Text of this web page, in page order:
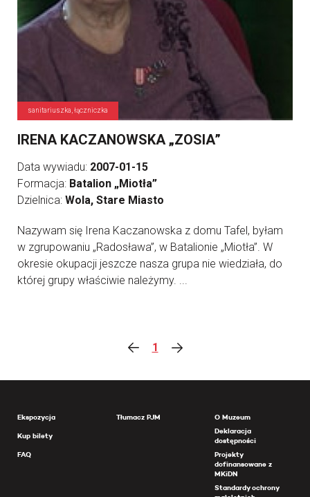
sanitariuszka, łączniczka
IRENA KACZANOWSKA „ZOSIA”
Data wywiadu: 2007-01-15
Formacja: Batalion „Miotła”
Dzielnica: Wola, Stare Miasto
Nazywam się Irena Kaczanowska z domu Tafel, byłam
w zgrupowaniu „Radosława”, w Batalionie „Miotła”. W
okresie okupacji jeszcze nasza grupa nie wiedziała, do
której grupy właściwie należymy. ...
1
Ekspozycja
Kup bilety
FAQ
Tłumacz PJM
O Muzeum
Deklaracja
dostępności
Projekty
dofinansowane z
MKiDN
Standardy ochrony